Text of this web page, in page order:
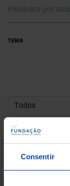
Consentir
TEMA
DATA DE INÍCIO
DATA DE FIM